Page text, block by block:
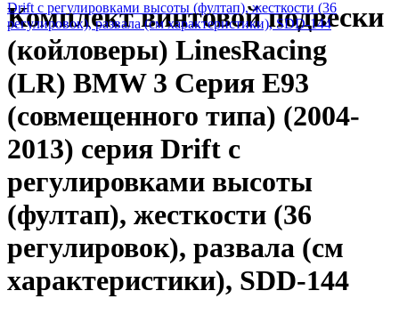
Комплект винтовой подвески
(койловеры) LinesRacing
(LR) BMW 3 Серия E93
(совмещенного типа) (2004-
2013) серия Drift с
регулировками высоты
(фултап), жесткости (36
регулировок), развала (см
характеристики), SDD-144